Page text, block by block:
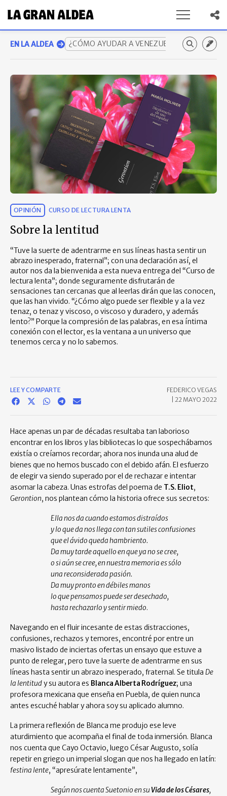
EN LA ALDEA ¿CÓMO AYUDAR A VENEZUELA? GUÍA
OPINIÓN CURSO DE LECTURA LENTA
Sobre la lentitud
“Tuve la suerte de adentrarme en sus líneas hasta sentir un
abrazo inesperado, fraternal”; con una declaración así, el
autor nos da la bienvenida a esta nueva entrega del “Curso de
lectura lenta”; donde seguramente disfrutarán de
sensaciones tan cercanas que al leerlas dirán que las conocen,
que las han vivido. “¿Cómo algo puede ser flexible y a la vez
tenaz, o tenaz y viscoso, o viscoso y duradero, y además
lento?” Porque la compresión de las palabras, en esa íntima
conexión con el lector, es la ventana a un universo que
tenemos cerca y no lo sabemos.
LEE Y COMPARTE
FEDERICO VEGAS
22 MAYO 2022
Hace apenas un par de décadas resultaba tan laborioso
encontrar en los libros y las bibliotecas lo que sospechábamos
existía o creíamos recordar; ahora nos inunda una alud de
bienes que no hemos buscado con el debido afán. El esfuerzo
de elegir va siendo superado por el de rechazar e intentar
asomar la cabeza. Unas estrofas del poema de T.S. Eliot,
Gerontion, nos plantean cómo la historia ofrece sus secretos:
Ella nos da cuando estamos distraídos
y lo que da nos llega con tan sutiles confusiones
que el ávido queda hambriento.
Da muy tarde aquello en que ya no se cree,
o si aún se cree, en nuestra memoria es sólo
una reconsiderada pasión.
Da muy pronto en débiles manos
lo que pensamos puede ser desechado,
hasta rechazarlo y sentir miedo.
Navegando en el fluir incesante de estas distracciones,
confusiones, rechazos y temores, encontré por entre un
masivo listado de inciertas ofertas un ensayo que estuve a
punto de relegar, pero tuve la suerte de adentrarme en sus
líneas hasta sentir un abrazo inesperado, fraternal. Se titula De
la lentitudy su autora es Blanca Alberta Rodríguez; una
profesora mexicana que enseña en Puebla, de quien nunca
antes escuché hablar y ahora soy su aplicado alumno.
La primera reflexión de Blanca me produjo ese leve
aturdimiento que acompaña el final de toda inmersión. Blanca
nos cuenta que Cayo Octavio, luego César Augusto, solía
repetir en griego un imperial slogan que nos ha llegado en latín:
festina lente, “apresúrate lentamente”,
Según nos cuenta Suetonio en suVida de los Césares,